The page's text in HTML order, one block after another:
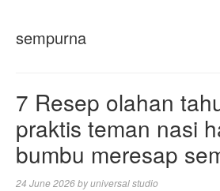
sempurna
7 Resep olahan
praktis teman nasi
bumbu meresap
24 June 2026byuniversal studio